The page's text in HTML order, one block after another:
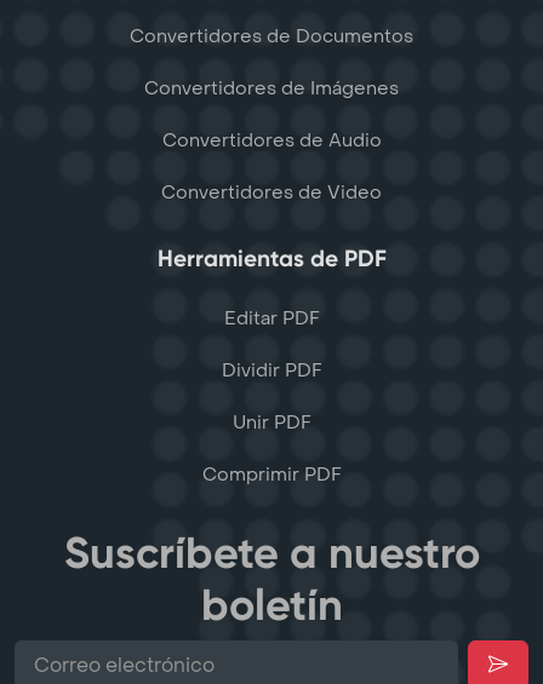
Convertidores de Documentos
Convertidores de Imágenes
Convertidores de Audio
Convertidores de Video
Herramientas de PDF
Editar PDF
Dividir PDF
Unir PDF
Comprimir PDF
Suscríbete a nuestro
boletín